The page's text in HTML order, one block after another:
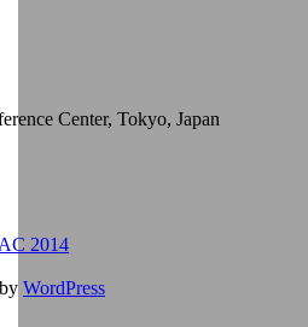
Center, Tokyo, Japan
2014
WordPress